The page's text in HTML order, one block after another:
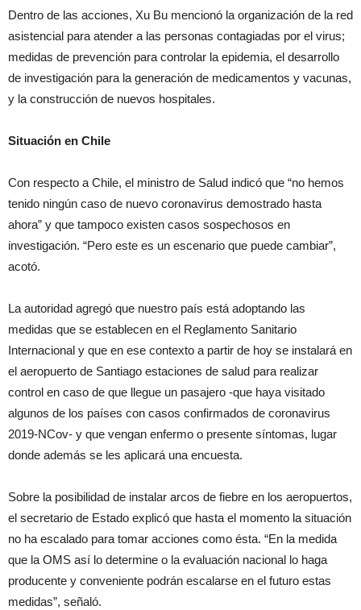
Dentro de las acciones, Xu Bu mencionó la organización de la red
asistencial para atender a las personas contagiadas por el virus;
medidas de prevención para controlar la epidemia, el desarrollo
de investigación para la generación de medicamentos y vacunas,
y la construcción de nuevos hospitales.
Situación en Chile
Con respecto a Chile, el ministro de Salud indicó que “no hemos
tenido ningún caso de nuevo coronavirus demostrado hasta
ahora” y que tampoco existen casos sospechosos en
investigación. “Pero este es un escenario que puede cambiar”,
acotó.
La autoridad agregó que nuestro país está adoptando las
medidas que se establecen en el Reglamento Sanitario
Internacional y que en ese contexto a partir de hoy se instalará en
el aeropuerto de Santiago estaciones de salud para realizar
control en caso de que llegue un pasajero -que haya visitado
algunos de los países con casos confirmados de coronavirus
2019-NCov- y que vengan enfermo o presente síntomas, lugar
donde además se les aplicará una encuesta.
Sobre la posibilidad de instalar arcos de fiebre en los aeropuertos,
el secretario de Estado explicó que hasta el momento la situación
no ha escalado para tomar acciones como ésta. “En la medida
que la OMS así lo determine o la evaluación nacional lo haga
producente y conveniente podrán escalarse en el futuro estas
medidas”, señaló.